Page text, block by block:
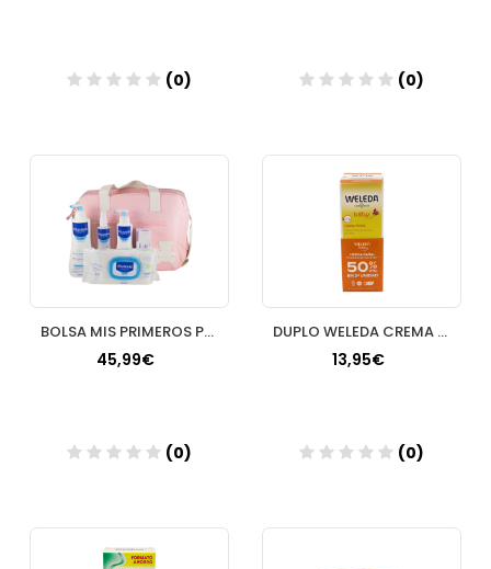
(0) (0)
BOLSA MIS PRIMEROS PRODUCTOS PACK
45,99€
(0)
DUPLO WELEDA CREMA PAÑAL
13,95€
(0)